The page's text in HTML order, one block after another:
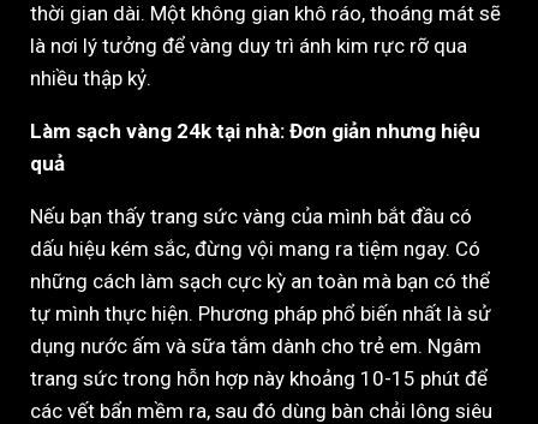
thời gian dài. Một không gian khô ráo, thoáng mát sẽ
là nơi lý tưởng để vàng duy trì ánh kim rực rỡ qua
nhiều thập kỷ.
Làm sạch vàng 24k tại nhà: Đơn giản nhưng hiệu
quả
Nếu bạn thấy trang sức vàng của mình bắt đầu có
dấu hiệu kém sắc, đừng vội mang ra tiệm ngay. Có
những cách làm sạch cực kỳ an toàn mà bạn có thể
tự mình thực hiện. Phương pháp phổ biến nhất là sử
dụng nước ấm và sữa tắm dành cho trẻ em. Ngâm
trang sức trong hỗn hợp này khoảng 10-15 phút để
các vết bẩn mềm ra, sau đó dùng bàn chải lông siêu